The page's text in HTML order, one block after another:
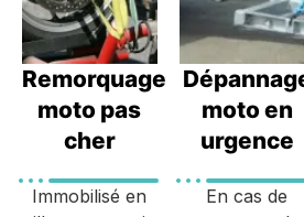
Remorquage
moto pas
cher
Immobilisé en
moto en
urgence
En cas de